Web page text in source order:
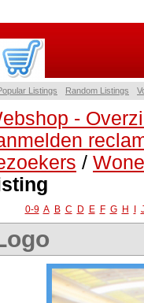
Listings Random Listings
-
/
0-9 A B C D E F G H